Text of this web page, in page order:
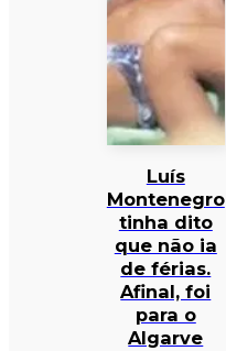
Luís
Montenegro
tinha dito
que não ia
de férias.
Afinal, foi
para o
Algarve